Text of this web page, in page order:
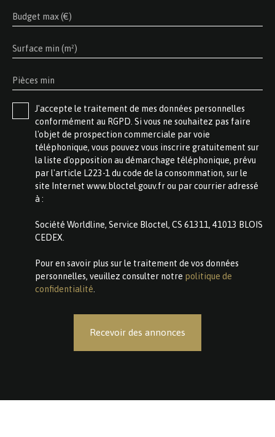
Budget max (€)
Surface min (m²)
Pièces min
J'accepte le traitement de mes données personnelles
conformément au RGPD. Si vous ne souhaitez pas faire
l'objet de prospection commerciale par voie
téléphonique, vous pouvez vous inscrire gratuitement sur
la liste d'opposition au démarchage téléphonique, prévu
par l'article L223-1 du code de la consommation, sur le
site Internet www.bloctel.gouv.fr ou par courrier adressé
à :
Société Worldline, Service Bloctel, CS 61311, 41013 BLOIS
CEDEX.
Pour en savoir plus sur le traitement de vos données
personnelles, veuillez consulter notre politique de
confidentialité
Recevoir des annonces